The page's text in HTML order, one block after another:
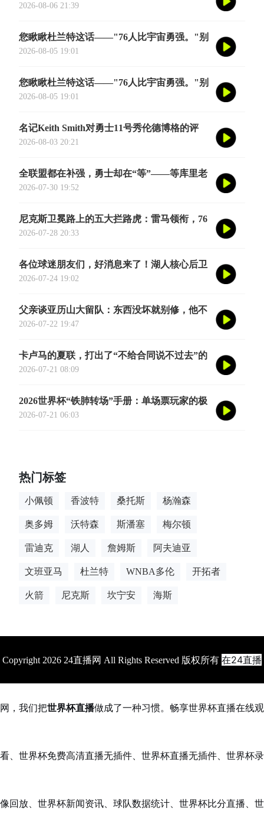
诞生——英国篮球俱乐部伦敦雄狮将首次站上
2026-08-06 21:39
您瞅瞅杜兰特这话——"76人比宇宙勇强。"别
觉得他是谦虚或者脑子进水了，我给您掰开了
2026-08-05 19:01
您瞅瞅杜兰特这话——"76人比宇宙勇强。"别
觉得他是谦虚或者脑子进水了，我给您掰开了
2026-08-05 19:01
名记Keith Smith对勇士11号秀伦德博格的评
价，用词非常精准。他说伦德博格是夏联最耀
2026-08-03 20:21
全联盟都在补强，勇士却在“等”——等库里老
去的那一天
2026-07-30 19:52
尼克斯卫冕路上的五大拦路虎：雷马领衔，76
人四巨头在列
2026-07-28 20:33
各位球迷朋友们，好消息来了！湖人核心后卫
奥斯汀·里夫斯的2026中国行「紫金之旅」正
2026-07-24 19:02
父亲谈亚历山大留队：东西没坏就别修，他不
会被夜生活诱惑走
2026-07-22 19:47
卡卢马的夏联，打出了“不给合同说不过去”的
数据
2026-07-21 08:09
2026世界杯“铁肺转场”手册：单场票玩家的极
限跨城生存法则
2026-07-21 06:03
热门标签
小佩顿 香波特 桑托斯 杨瀚森
奥多姆 沃特森 斯潘塞 梅尔顿
雷迪克 湖人 詹姆斯 阿夫迪亚
文班亚马 杜兰特 WNBA多伦 开拓者
火箭 尼克斯 坎宁安 海斯
Copyright 2026 24直播网 All Rights Reserved 版权所有 在24直播
网，我们把世界杯直播做成了一种习惯。畅享世界杯直播在线观
看、世界杯免费高清直播无插件、世界杯直播无插件、世界杯录
像回放、世界杯新闻资讯、球队数据统计、世界杯比分直播、世